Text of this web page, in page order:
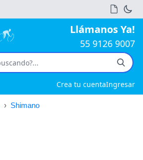
Llámanos Ya!
55 9126 9007
Crea tu cuentaIngresar
› Shimano